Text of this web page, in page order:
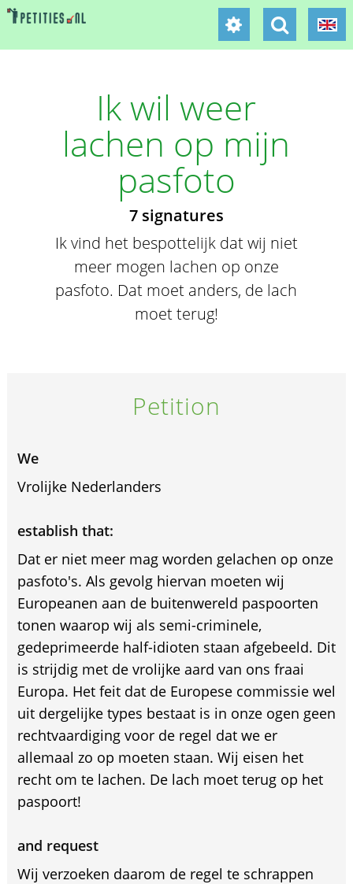
Ik wil weer
lachen op mijn
pasfoto
7 signatures
Ik vind het bespottelijk dat wij niet
meer mogen lachen op onze
pasfoto. Dat moet anders, de lach
moet terug!
Petition
We
Vrolijke Nederlanders
establish that:
Dat er niet meer mag worden gelachen op onze
pasfoto's. Als gevolg hiervan moeten wij
Europeanen aan de buitenwereld paspoorten
tonen waarop wij als semi-criminele,
gedeprimeerde half-idioten staan afgebeeld. Dit
is strijdig met de vrolijke aard van ons fraai
Europa. Het feit dat de Europese commissie wel
uit dergelijke types bestaat is in onze ogen geen
rechtvaardiging voor de regel dat we er
allemaal zo op moeten staan. Wij eisen het
recht om te lachen. De lach moet terug op het
paspoort!
and request
Wij verzoeken daarom de regel te schrappen